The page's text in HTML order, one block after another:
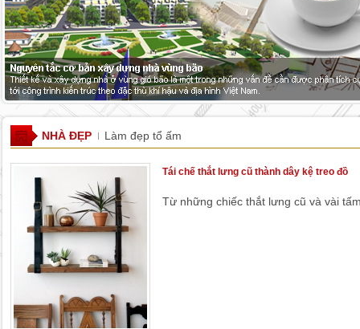
NHÀ ĐẸP Làm đẹp tổ ấm
Tái chế thắt lưng cũ thành dây kệ treo đồ
Từ những chiếc thắt lưng cũ và vài